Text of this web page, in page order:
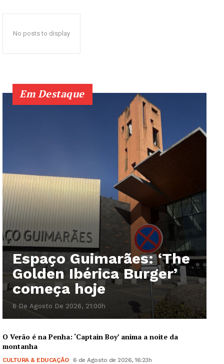
No posts to display
Em Destaque
Espaço Guimarães: ‘The
Golden Ibérica Burger’
começa hoje
6 De Agosto De 2026, 21:00h
O Verão é na Penha: ‘Captain Boy’ anima a noite da
montanha
CULTURA & EDUCAÇÃO 6 de Agosto de 2026, 16:23h